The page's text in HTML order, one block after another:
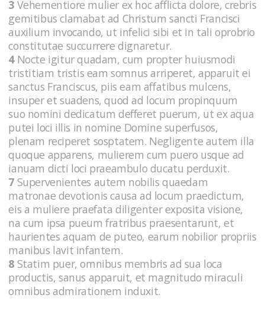
3 Vehementiore mulier ex hoc afflicta dolore, crebris
gemitibus clamabat ad Christum sancti Francisci
auxilium invocando, ut infelici sibi et in tali oprobrio
constitutae succurrere dignaretur.
4Nocte igitur quadam, cum propter huiusmodi
tristitiam tristis eam somnus arriperet, apparuit ei
sanctus Franciscus, piis eam affatibus mulcens,
insuper et suadens, quod ad locum propinquum
suo nomini dedicatum defferet puerum, ut ex aqua
putei loci illis in nomine Domine superfusos,
plenam reciperet sosptatem. Negligente autem illa
quoque apparens, mulierem cum puero usque ad
ianuam dicti loci praeambulo ducatu perduxit.
7 Supervenientes autem nobilis quaedam
matronae devotionis causa ad locum praedictum,
eis a muliere praefata diligenter exposita visione,
na cum ipsa pueum fratribus praesentarunt, et
haurientes aquam de puteo, earum nobilior propriis
manibus lavit infantem.
8 Statim puer, omnibus membris ad sua loca
productis, sanus apparuit, et magnitudo miraculi
omnibus admirationem induxit.